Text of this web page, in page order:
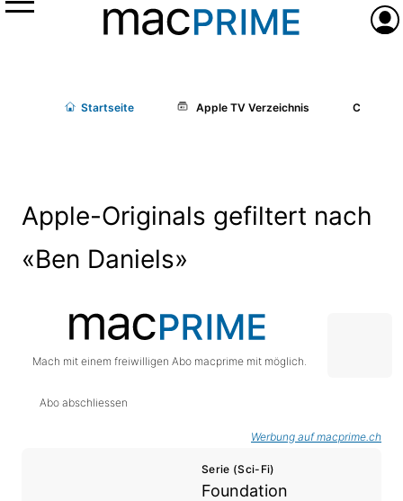
Menü
Startseite Apple TV Verzeichnis Cast/
Apple-Originals gefiltert nach
«Ben Daniels»
Mach mit einem freiwilligen Abo macprime mit möglich.
Abo abschliessen
Werbung auf macprime.ch
Serie (Sci-Fi)
Foundation